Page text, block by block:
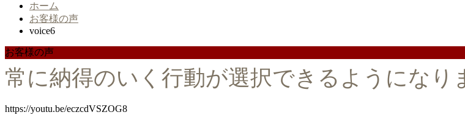
ホーム
お客様の声
voice6
お客様の声
常に納得のいく行動が選択できるようになり
https://youtu.be/eczcdVSZOG8